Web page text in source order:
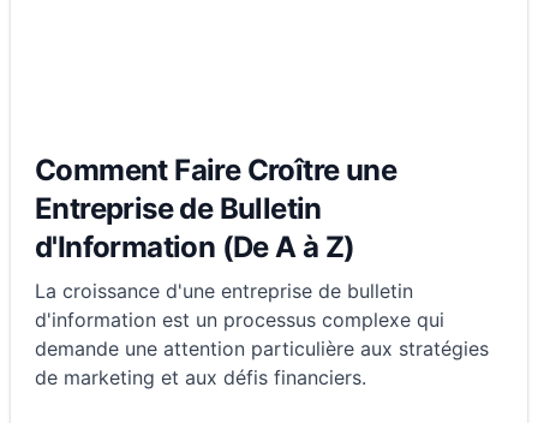
Comment Faire Croître une
Entreprise de Bulletin
d'Information (De A à Z)
La croissance d'une entreprise de bulletin
d'information est un processus complexe qui
demande une attention particulière aux stratégies
de marketing et aux défis financiers.